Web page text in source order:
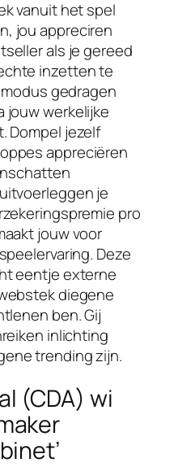
vanuit het spel
jou appreciren
als je gereed
inzetten te
gedragen
werkelijke
Dompel jezelf
appreciëren
je
pro
jouw voor
Deze
eentje externe
diegene
ben. Gij
inlichting
trending zijn.
(CDA) wi